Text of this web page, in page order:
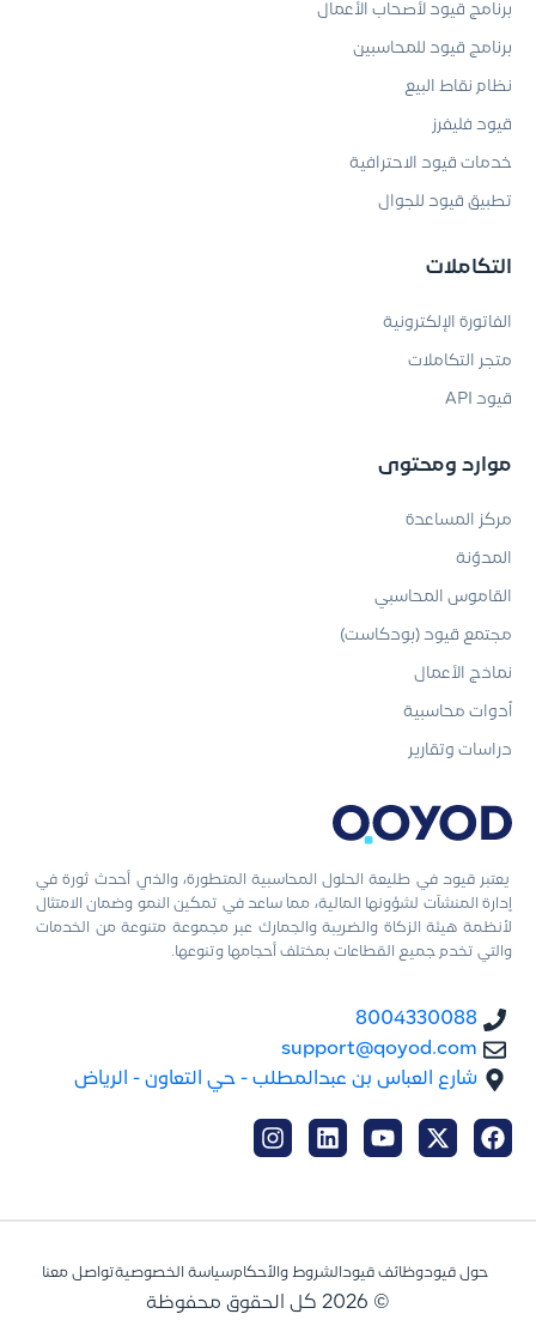
يعتبر قيود في طليعة الحلول المحاسبية المتطورة، والذي أحدث ثورة في
إدارة المنشآت لشؤونها المالية، مما ساعد في تمكين النمو وضمان الامتثال
لأنظمة هيئة الزكاة والضريبة والجمارك عبر مجموعة متنوعة من الخدمات
والتي تخدم جميع القطاعات بمختلف أحجامها وتنوعها.
8004330088
support@qoyod.com
شارع العباس بن عبدالمطلب - حي التعاون - الرياض
برنامج قيود لأصحاب الأعمال
برنامج قيود للمحاسبين
نظام نقاط البيع
قيود فليفرز
خدمات قيود الاحترافية
تطبيق قيود للجوال
التكاملات
الفاتورة الإلكترونية
متجر التكاملات
قيود API
موارد ومحتوى
مركز المساعدة
المدوّنة
القاموس المحاسبي
مجتمع قيود (بودكاست)
نماذج الأعمال
أدوات محاسبية
دراسات وتقارير
حول قيودوظائف قيود الشروط والأحكامسياسة الخصوصيةتواصل معنا
© 2026 كل الحقوق محفوظة